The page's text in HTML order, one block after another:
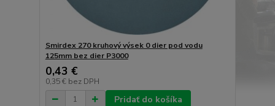
Smirdex 270 kruhový výsek 0 dier pod vodu
125mm bez dier P3000
0,43 €
0,35 € bez DPH
Pridať do košíka